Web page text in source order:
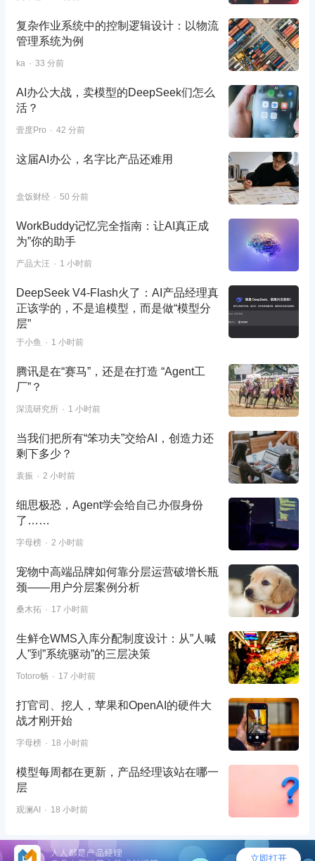
复杂作业系统中的控制逻辑设计：以物流
管理系统为例
ka 33 分前
AI办公大战，卖模型的DeepSeek们怎么
活？
壹度Pro 42 分前
这届AI办公，名字比产品还难用
盒饭财经 50 分前
WorkBuddy记忆完全指南：让AI真正成
为”你的助手
产品大汪 1 小时前
DeepSeek V4-Flash火了：AI产品经理真
正该学的，不是追模型，而是做“模型分
层”
于小鱼 1 小时前
腾讯是在“赛马”，还是在打造 “Agent工
厂”？
深流研究所 1 小时前
当我们把所有“笨功夫”交给AI，创造力还
剩下多少？
袁振 2 小时前
细思极恐，Agent学会给自己办假身份
了……
字母榜 2 小时前
宠物中高端品牌如何靠分层运营破增长瓶
颈——用户分层案例分析
桑木拓 17 小时前
生鲜仓WMS入库分配制度设计：从”人喊
人”到”系统驱动”的三层决策
Totoro畅 17 小时前
打官司、挖人，苹果和OpenAI的硬件大
战才刚开始
字母榜 18 小时前
模型每周都在更新，产品经理该站在哪一
层
观澜AI 18 小时前
©2026 - 人人都是产品经理